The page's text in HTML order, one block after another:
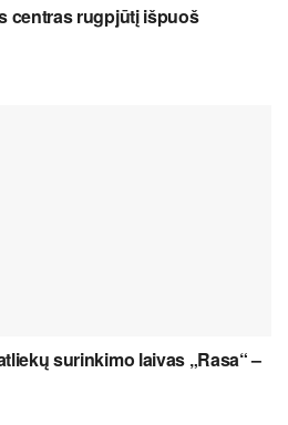
centras rugpjūtį išpuoš
surinkimo laivas „Rasa“ –